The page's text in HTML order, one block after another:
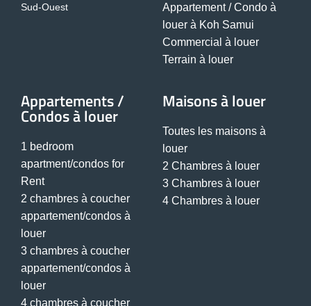
Sud-Ouest
Appartement / Condo à
louer à Koh Samui
Commercial à louer
Terrain à louer
Appartements /
Condos à louer
1 bedroom
apartment/condos for
Rent
2 chambres à coucher
appartement/condos à
louer
3 chambres à coucher
appartement/condos à
louer
4 chambres à coucher
Maisons à louer
Toutes les maisons à
louer
2 Chambres à louer
3 Chambres à louer
4 Chambres à louer